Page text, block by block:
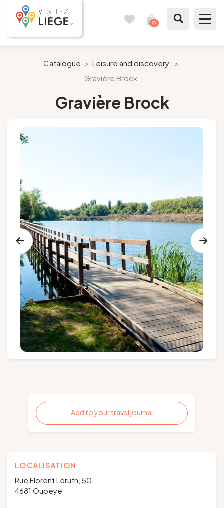
0
Like a citizen of Liège
Prepare my stay
Our suggestions
Agenda
Follow us
Presse
Groups and tour operators
EN NL DE
Catalogue > Leisure and discovery
>
Gravière Brock
Gravière Brock
Add to your travel journal
LOCALISATION
Rue Florent Leruth, 50
4681 Oupeye